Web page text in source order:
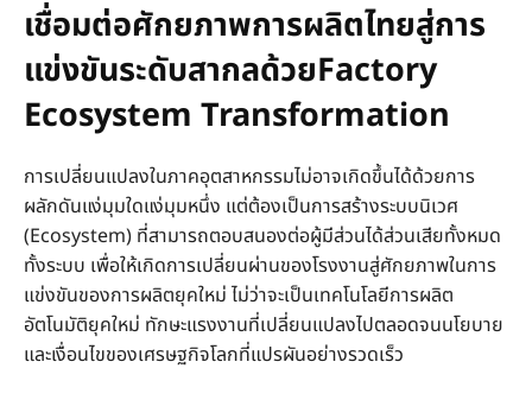
เชื่อมต่อศักยภาพการผลิตไทยสู่การ
แข่งขันระดับสากลด้วยFactory
Ecosystem Transformation
การเปลี่ยนแปลงในภาคอุตสาหกรรมไม่อาจเกิดขึ้นได้ด้วยการ
ผลักดันแง่มุมใดแง่มุมหนึ่ง แต่ต้องเป็นการสร้างระบบนิเวศ
(Ecosystem) ที่สามารถตอบสนองต่อผู้มีส่วนได้ส่วนเสียทั้งหมด
ทั้งระบบ เพื่อให้เกิดการเปลี่ยนผ่านของโรงงานสู่ศักยภาพในการ
แข่งขันของการผลิตยุคใหม่ ไม่ว่าจะเป็นเทคโนโลยีการผลิต
อัตโนมัติยุคใหม่ ทักษะแรงงานที่เปลี่ยนแปลงไปตลอดจนนโยบาย
และเงื่อนไขของเศรษฐกิจโลกที่แปรผันอย่างรวดเร็ว